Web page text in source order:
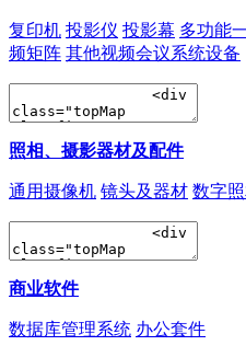
复印机 投影仪 投影幕 多功能
频矩阵 其他视频会议系统设备
照相、摄影器材及配件
通用摄像机 镜头及器材 数字
商业软件
数据库管理系统 办公套件